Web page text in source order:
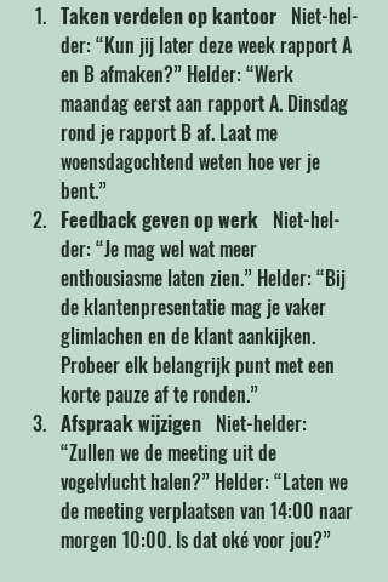
Taken verdelen op kantoor Niet-hel­
der: “Kun jij later deze week rapport A
en B afmaken?” Helder: “Werk
maandag eerst aan rapport A. Dinsdag
rond je rapport B af. Laat me
woensdagochtend weten hoe ver je
bent.”
Feedback geven op werk Niet-hel­
der: “Je mag wel wat meer
enthousiasme laten zien.” Helder: “Bij
de klantenpresentatie mag je vaker
glimlachen en de klant aankijken.
Probeer elk belangrijk punt met een
korte pauze af te ronden.”
Afspraak wijzigen Niet-hel­der:
“Zullen we de meeting uit de
vogelvlucht halen?” Helder: “Laten we
de meeting verplaatsen van 14:00 naar
morgen 10:00. Is dat oké voor jou?”